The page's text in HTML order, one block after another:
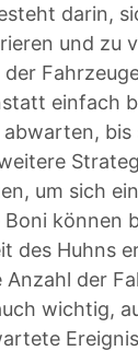
darin,
und zu
einfach
bis
um sich
können
des Huhns
der
wichtig,